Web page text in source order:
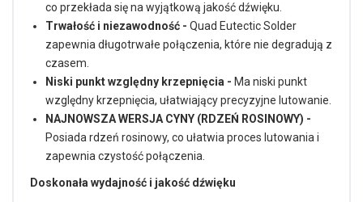
co przekłada się na wyjątkową jakość dźwięku.
Trwałość i niezawodność - Quad Eutectic Solder
zapewnia długotrwałe połączenia, które nie degradują z
czasem.
Niski punkt względny krzepnięcia - Ma niski punkt
względny krzepnięcia, ułatwiający precyzyjne lutowanie.
NAJNOWSZA WERSJA CYNY (RDZEŃ ROSINOWY) -
Posiada rdzeń rosinowy, co ułatwia proces lutowania i
zapewnia czystość połączenia.
Doskonała wydajność i jakość dźwięku